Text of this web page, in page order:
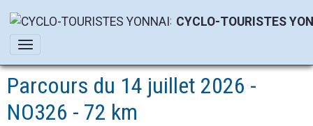
CYCLO-TOURISTES
Parcours du 14 juillet 2026 -
NO326 - 72 km